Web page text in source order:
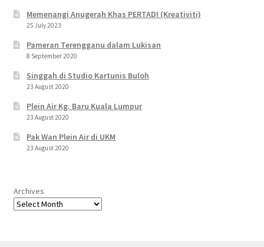
Memenangi Anugerah Khas PERTADI (Kreativiti)
25 July 2023
Pameran Terengganu dalam Lukisan
8 September 2020
Singgah di Studio Kartunis Buloh
23 August 2020
Plein Air Kg. Baru Kuala Lumpur
23 August 2020
Pak Wan Plein Air di UKM
23 August 2020
Archives